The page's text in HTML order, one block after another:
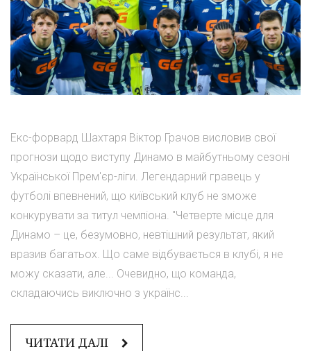
Екс-форвард Шахтаря Віктор Грачов висловив свої
прогнози щодо виступу Динамо в майбутньому сезоні
Української Прем'єр-ліги. Легендарний гравець у
футболі впевнений, що київський клуб не зможе
конкурувати за титул чемпіона. "Четверте місце для
Динамо – це, безумовно, невтішний результат, який
вразив багатьох. Що саме відбувається в клубі, я не
можу сказати, але... Очевидно, що команда,
складаючись виключно з українс...
ЧИТАТИ ДАЛІ